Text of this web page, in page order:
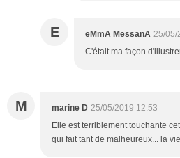
E eMmA MessanA 25/05/
C'était ma façon
M marine D 25/05/2019 12:53
Elle est terriblement touchante
qui fait tant de malheureux... la